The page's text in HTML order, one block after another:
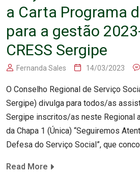
a Carta Programa
para a gestão
CRESS Sergipe
Fernanda Sales 14/03/2023
O Conselho Regional de Serviço
Sergipe) divulga para todos/as
Sergipe inscritos/as neste Regional a
da Chapa 1 (Única) “Seguiremos
Defesa do Serviço Social”, que
Read More